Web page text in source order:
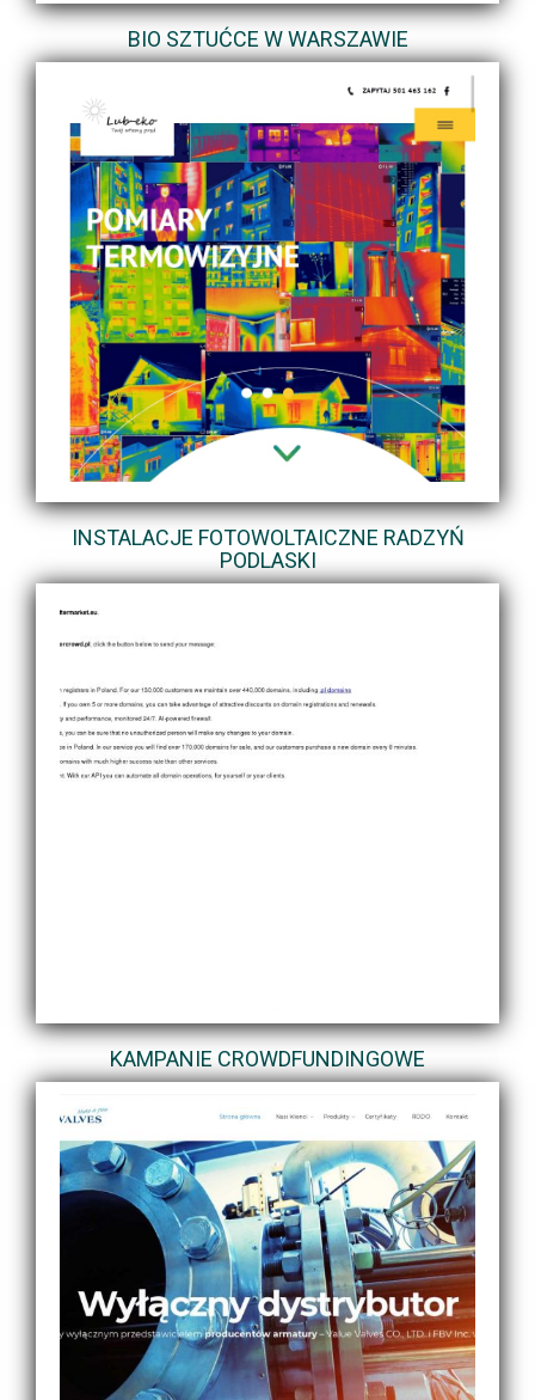
BIO SZTUĆCE W WARSZAWIE
INSTALACJE FOTOWOLTAICZNE RADZYŃ
PODLASKI
KAMPANIE CROWDFUNDINGOWE